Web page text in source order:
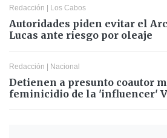
Redacción | Los Cabos
Autoridades piden evitar el
Lucas ante riesgo por oleaje
Redacción | Nacional
Detienen a presunto coautor
feminicidio de la 'influencer'